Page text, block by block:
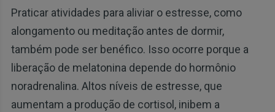
Praticar atividades para aliviar o estresse, como
alongamento ou meditação antes de dormir,
também pode ser benéfico. Isso ocorre porque a
liberação de melatonina depende do hormônio
noradrenalina. Altos níveis de estresse, que
aumentam a produção de cortisol, inibem a